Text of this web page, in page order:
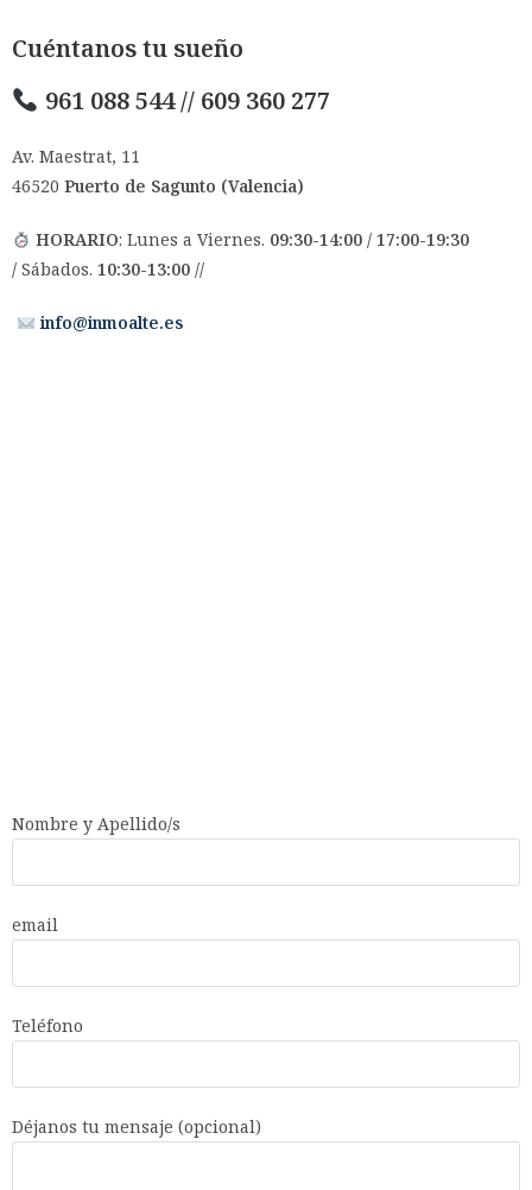
Cuéntanos tu sueño
961 088 544 // 609 360 277
Av. Maestrat, 11
46520 Puerto de Sagunto (Valencia)
HORARIO: Lunes a Viernes. 09:30-14:00 / 17:00-19:30
/ Sábados. 10:30-13:00 //
info@inmoalte.es
Nombre y Apellido/s
email
Teléfono
Déjanos tu mensaje (opcional)